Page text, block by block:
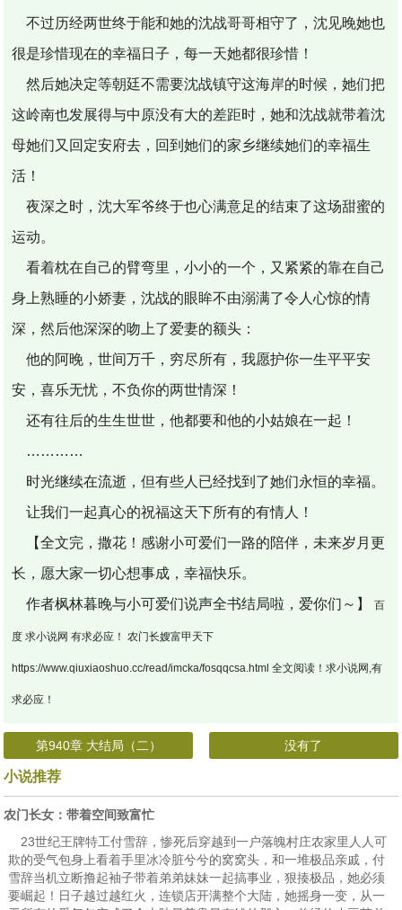
不过历经两世终于能和她的沈战哥哥相守了，沈见晚她也
很是珍惜现在的幸福日子，每一天她都很珍惜！
然后她决定等朝廷不需要沈战镇守这海岸的时候，她们把
这岭南也发展得与中原没有大的差距时，她和沈战就带着沈
母她们又回定安府去，回到她们的家乡继续她们的幸福生
活！
夜深之时，沈大军爷终于也心满意足的结束了这场甜蜜的
运动。
看着枕在自己的臂弯里，小小的一个，又紧紧的靠在自己
身上熟睡的小娇妻，沈战的眼眸不由溺满了令人心惊的情
深，然后他深深的吻上了爱妻的额头：
他的阿晚，世间万千，穷尽所有，我愿护你一生平平安
安，喜乐无忧，不负你的两世情深！
还有往后的生生世世，他都要和他的小姑娘在一起！
…………
时光继续在流逝，但有些人已经找到了她们永恒的幸福。
让我们一起真心的祝福这天下所有的有情人！
【全文完，撒花！感谢小可爱们一路的陪伴，未来岁月更
长，愿大家一切心想事成，幸福快乐。
作者枫林暮晚与小可爱们说声全书结局啦，爱你们～】百
度 求小说网 有求必应！ 农门长嫂富甲天下
https://www.qiuxiaoshuo.cc/read/imcka/fosqqcsa.html 全文阅读！求小说网,有
求必应！
第940章 大结局（二） 没有了
小说推荐
农门长女：带着空间致富忙
23世纪王牌特工付雪辞，惨死后穿越到一户落魄村庄农家里人人可
欺的受气包身上看着手里冰冷脏兮兮的窝窝头，和一堆极品亲戚，付
雪辞当机立断撸起袖子带着弟弟妹妹一起搞事业，狠揍极品，她必须
要崛起！日子越过越红火，连锁店开满整个大陆，她摇身一变，从一